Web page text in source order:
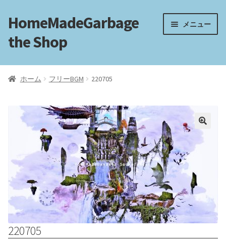
ナ
ビ
ゲ
ョ
プ
コ
ン
テ
へ
HomeMadeGarbage
the Shop
メニュー
ホーム
フリートラック
フリーBGM
ブログ
ホーム フリーBGM 220705
220705